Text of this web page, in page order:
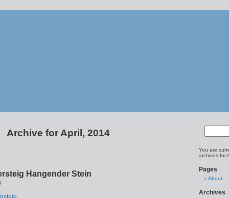
Archive for April, 2014
Hangender Stein
You are
archives for
Pages
About
Archives